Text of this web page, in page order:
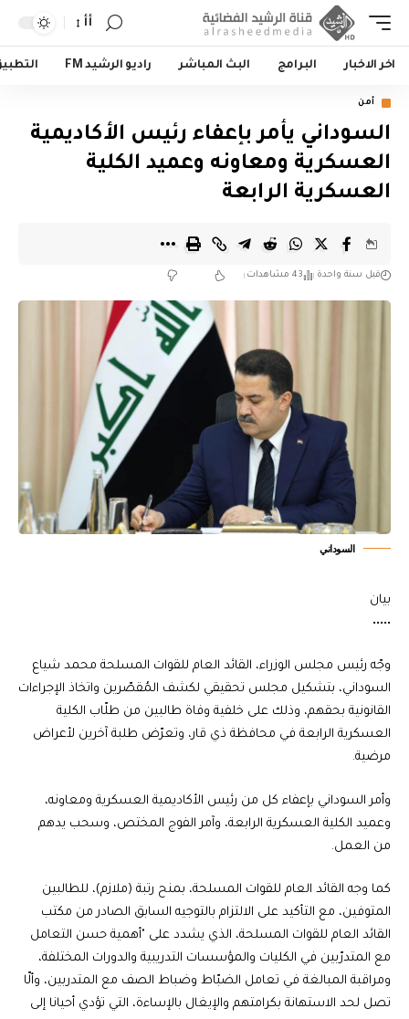
أأ
اخر الاخبار البرامج البث المباشر راديو الرشيد FM
أمن
السوداني يأمر بإعفاء رئيس الأكاديمية
العسكرية ومعاونه وعميد الكلية
العسكرية الرابعة
قبل سنة واحدة 43 مشاهدات
السوداني
بيان
•••••
وجّه رئيس مجلس الوزراء، القائد العام للقوات المسلحة محمد شياع
السوداني، بتشكيل مجلس تحقيقي لكشف المُقصّرين واتخاذ الإجراءات
القانونية بحقهم، وذلك على خلفية وفاة طالبين من طلّاب الكلية
العسكرية الرابعة في محافظة ذي قار، وتعرّض طلبة آخرين لأعراض
مرضية.
وأمر السوداني بإعفاء كل من رئيس الأكاديمية العسكرية ومعاونه،
وعميد الكلية العسكرية الرابعة، وآمر الفوج المختص، وسحب يدهم
من العمل.
كما وجه القائد العام للقوات المسلحة، بمنح رتبة (ملازم)، للطالبين
المتوفين، مع التأكيد على الالتزام بالتوجيه السابق الصادر من مكتب
القائد العام للقوات المسلحة، الذي يشدد على "أهمية حسن التعامل
مع المتدرّبين في الكليات والمؤسسات التدريبية والدورات المختلفة،
ومراقبة المبالغة في تعامل الضبّاط وضباط الصف مع المتدربين، وألّا
تصل لحد الاستهانة بكرامتهم والإيغال بالإساءة، التي تؤدي أحيانا إلى